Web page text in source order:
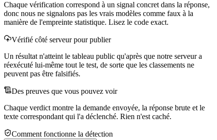
Chaque vérification correspond à un signal concret dans la réponse,
donc nous ne signalons pas les vrais modèles comme faux à la
manière de l'empreinte statistique. Lisez le code exact.
Vérifié côté serveur pour publier
Un résultat n'atteint le tableau public qu'après que notre serveur a
réexécuté lui-même tout le test, de sorte que les classements ne
peuvent pas être falsifiés.
Des preuves que vous pouvez voir
Chaque verdict montre la demande envoyée, la réponse brute et le
texte correspondant qui l'a déclenché. Rien n'est caché.
Comment fonctionne la détection